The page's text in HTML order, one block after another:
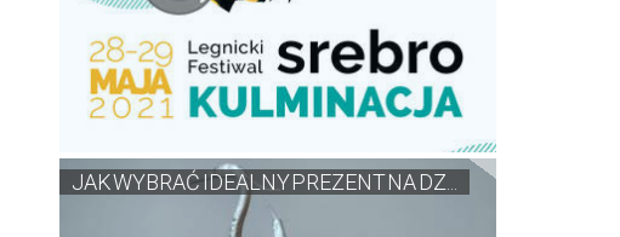
JAK WYBRAĆ IDEALNY PREZENT NA DZ...